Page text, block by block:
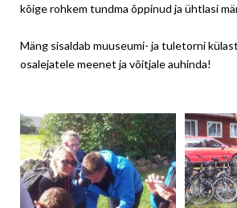
kõige rohkem tundma õppinud ja ühtlasi
Mäng sisaldab muuseumi- ja tuletorni
osalejatele meenet ja võitjale auhinda!